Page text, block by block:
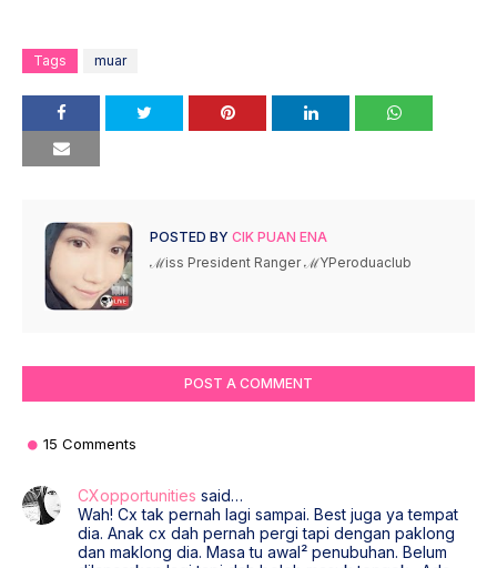
Tags muar
POSTED BY CIK PUAN ENA
ℳiss President Ranger ℳYPeroduaclub
POST A COMMENT
15 Comments
CXopportunities said…
Wah! Cx tak pernah lagi sampai. Best juga ya tempat
dia. Anak cx dah pernah pergi tapi dengan paklong
dan maklong dia. Masa tu awal² penubuhan. Belum